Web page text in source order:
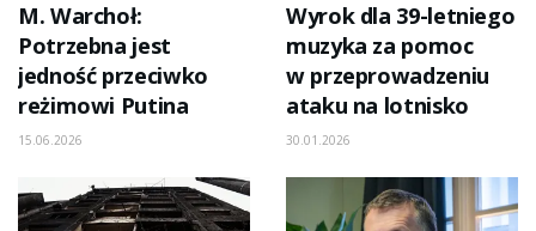
M. Warchoł:
Potrzebna jest
jedność przeciwko
reżimowi Putina
15.06.2026
Wyrok dla 39-letniego
muzyka za pomoc
w przeprowadzeniu
ataku na lotnisko
30.01.2026